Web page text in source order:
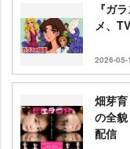
『ガ
メ、
2026-05-
畑芽
の全
配信